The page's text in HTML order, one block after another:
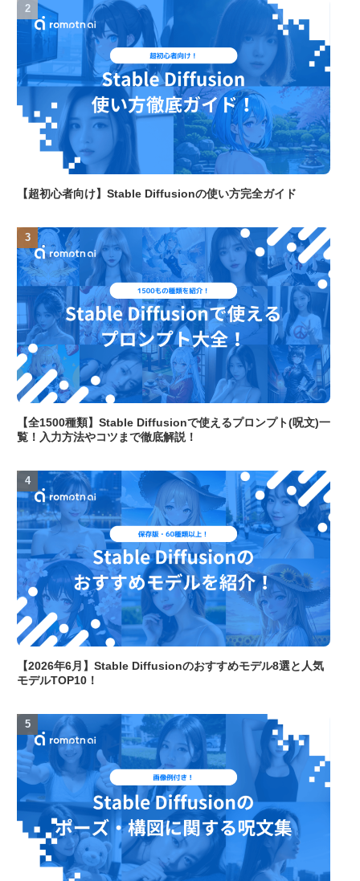
【超初心者向け】Stable Diffusionの使い方完全ガイド
【全1500種類】Stable Diffusionで使えるプロンプト(呪文)一
覧！入力方法やコツまで徹底解説！
【2026年6月】Stable Diffusionのおすすめモデル8選と人気
モデルTOP10！